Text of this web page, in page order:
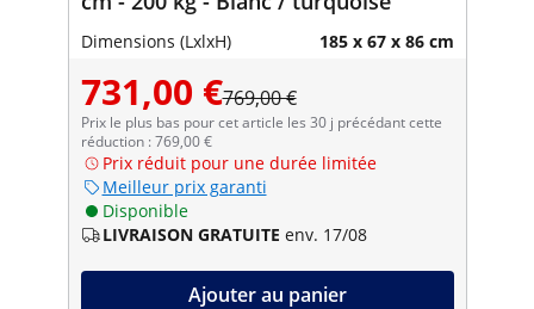
Dimensions (LxlxH) 185 x 67 x 86 cm
731,00 €769,00 €
Prix le plus bas pour cet article les 30 j précédant cette
réduction : 769,00 €
Prix réduit pour une durée limitée
Meilleur prix garanti
Disponible
LIVRAISON GRATUITE env. 17/08
Ajouter au panier